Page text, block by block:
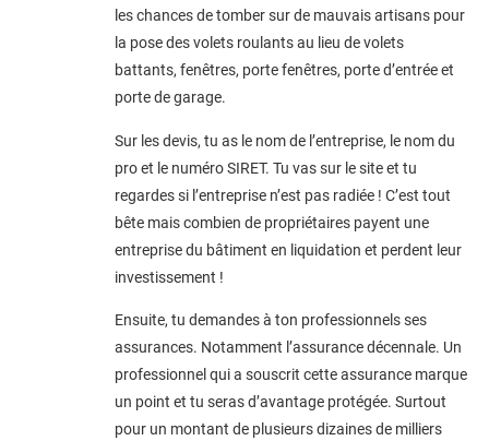
les chances de tomber sur de mauvais artisans pour
la pose des volets roulants au lieu de volets
battants, fenêtres, porte fenêtres, porte d’entrée et
porte de garage.
Sur les devis, tu as le nom de l’entreprise, le nom du
pro et le numéro SIRET. Tu vas sur le siteet tu
regardes si l’entreprise n’est pas radiée ! C’est tout
bête mais combien de propriétaires payent une
entreprise du bâtiment en liquidation et perdent leur
investissement !
Ensuite, tu demandes à ton professionnels ses
assurances. Notamment l’assurance décennale. Un
professionnel qui a souscrit cette assurance marque
un point et tu seras d’avantage protégée. Surtout
pour un montant de plusieurs dizaines de milliers